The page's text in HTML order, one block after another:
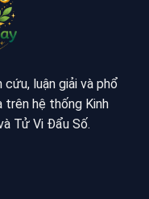
luận giải và phổ
hệ thống Kinh
Tử Vi Đẩu Số.